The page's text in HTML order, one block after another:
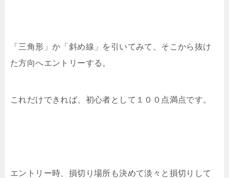
「三角形」か「斜め線」を引いてみて、そこから抜け
た方向へエントリーする。
これだけできれば、初心者として１００点満点です。
エントリー時、損切り場所も決めて淡々と損切りして